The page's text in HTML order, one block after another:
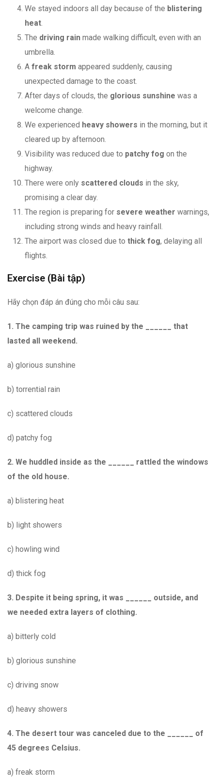
We stayed indoors all day because of the blistering
heat.
The driving rain made walking difficult, even with an
umbrella.
A freak storm appeared suddenly, causing
unexpected damage to the coast.
After days of clouds, the glorious sunshine was a
welcome change.
We experienced heavy showers in the morning, but it
cleared up by afternoon.
Visibility was reduced due to patchy fog on the
highway.
There were only scattered clouds in the sky,
promising a clear day.
The region is preparing for severe weather warnings,
including strong winds and heavy rainfall.
The airport was closed due to thick fog, delaying all
flights.
Exercise (Bài tập)
Hãy chọn đáp án đúng cho mỗi câu sau:
1. The camping trip was ruined by the ______ that
lasted all weekend.
a) glorious sunshine
b) torrential rain
c) scattered clouds
d) patchy fog
2. We huddled inside as the ______ rattled the windows
of the old house.
a) blistering heat
b) light showers
c) howling wind
d) thick fog
3. Despite it being spring, it was ______ outside, and
we needed extra layers of clothing.
a) bitterly cold
b) glorious sunshine
c) driving snow
d) heavy showers
4. The desert tour was canceled due to the ______ of
45 degrees Celsius.
a) freak storm